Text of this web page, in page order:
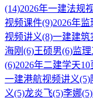
(14)2026年一建法规
视频课件(9)2026年
视频讲义(8)一建建筑
海刚 (6)王硕男(6)监
(6)2026年二建学天10
一建港航视频讲义(5)
义(5)龙炎飞(5)李娜(5)